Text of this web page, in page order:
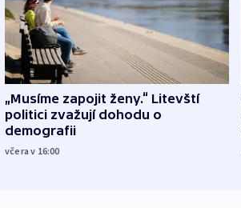
„Musíme zapojit ženy.“ Litevští
politici zvažují dohodu o
demografii
včera v 16:00